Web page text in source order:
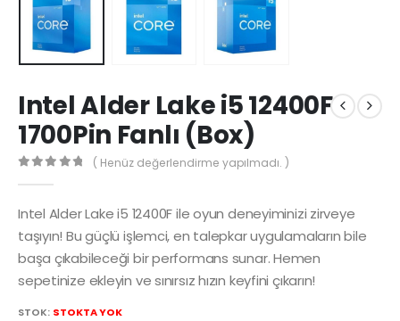
Intel Alder Lake i5 12400F
1700Pin Fanlı (Box)
( Henüz değerlendirme yapılmadı. )
Intel Alder Lake i5 12400F ile oyun deneyiminizi zirveye
taşıyın! Bu güçlü işlemci, en talepkar uygulamaların bile
başa çıkabileceği bir performans sunar. Hemen
sepetinize ekleyin ve sınırsız hızın keyfini çıkarın!
STOK: STOKTA YOK